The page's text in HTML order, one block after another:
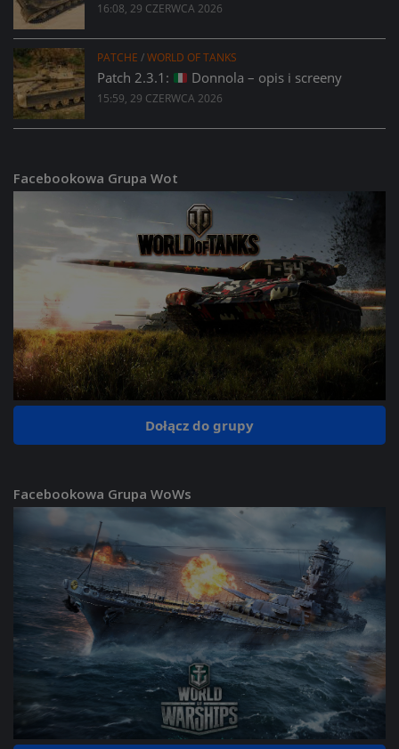
16:08, 29 CZERWCA 2026
PATCHE /WORLD OF TANKS
Patch 2.3.1: Donnola – opis i screeny
15:59, 29 CZERWCA 2026
Facebookowa Grupa Wot
Dołącz do grupy
Facebookowa Grupa WoWs